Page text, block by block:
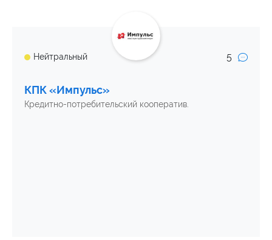
Нейтральный 5
КПК «Импульс»
Кредитно-потребительский кооператив.